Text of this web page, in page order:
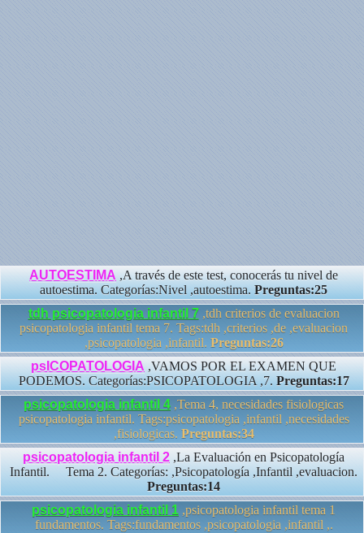
AUTOESTIMA ,A través de este test, conocerás tu nivel de
autoestima. Categorías:Nivel ,autoestima. Preguntas:25
tdh psicopatologia infantil 7,tdh criterios de evaluacion
psicopatologia infantil tema 7. Tags:tdh ,criterios ,de ,evaluacion
,psicopatologia ,infantil. Preguntas:26
psICOPATOLOGIA ,VAMOS POR EL EXAMEN QUE
PODEMOS. Categorías:PSICOPATOLOGIA ,7. Preguntas:17
psicopatologia infantil 4 ,Tema 4, necesidades fisiologicas
psicopatologia infantil. Tags:psicopatologia ,infantil ,necesidades
,fisiologicas. Preguntas:34
psicopatologia infantil 2 ,La Evaluación en Psicopatología
Infantil. Tema 2. Categorías: ,Psicopatología ,Infantil ,evaluacion.
Preguntas:14
psicopatologia infantil 1 ,psicopatologia infantil tema 1
fundamentos. Tags:fundamentos ,psicopatologia ,infantil ,.